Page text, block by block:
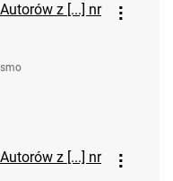
z [...] nr
z [...] nr